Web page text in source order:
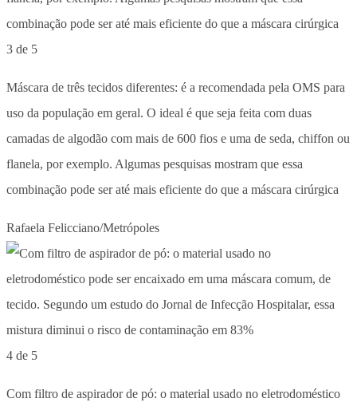
3 de 5
Máscara de três tecidos diferentes: é a recomendada pela OMS para
uso da população em geral. O ideal é que seja feita com duas
camadas de algodão com mais de 600 fios e uma de seda, chiffon ou
flanela, por exemplo. Algumas pesquisas mostram que essa
combinação pode ser até mais eficiente do que a máscara cirúrgica
Rafaela Felicciano/Metrópoles
4 de 5
Com filtro de aspirador de pó: o material usado no eletrodoméstico